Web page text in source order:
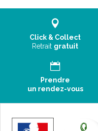
1. Bouchon de protection
Click & Collect
Retrait gratuit
Prendre
un rendez-vous